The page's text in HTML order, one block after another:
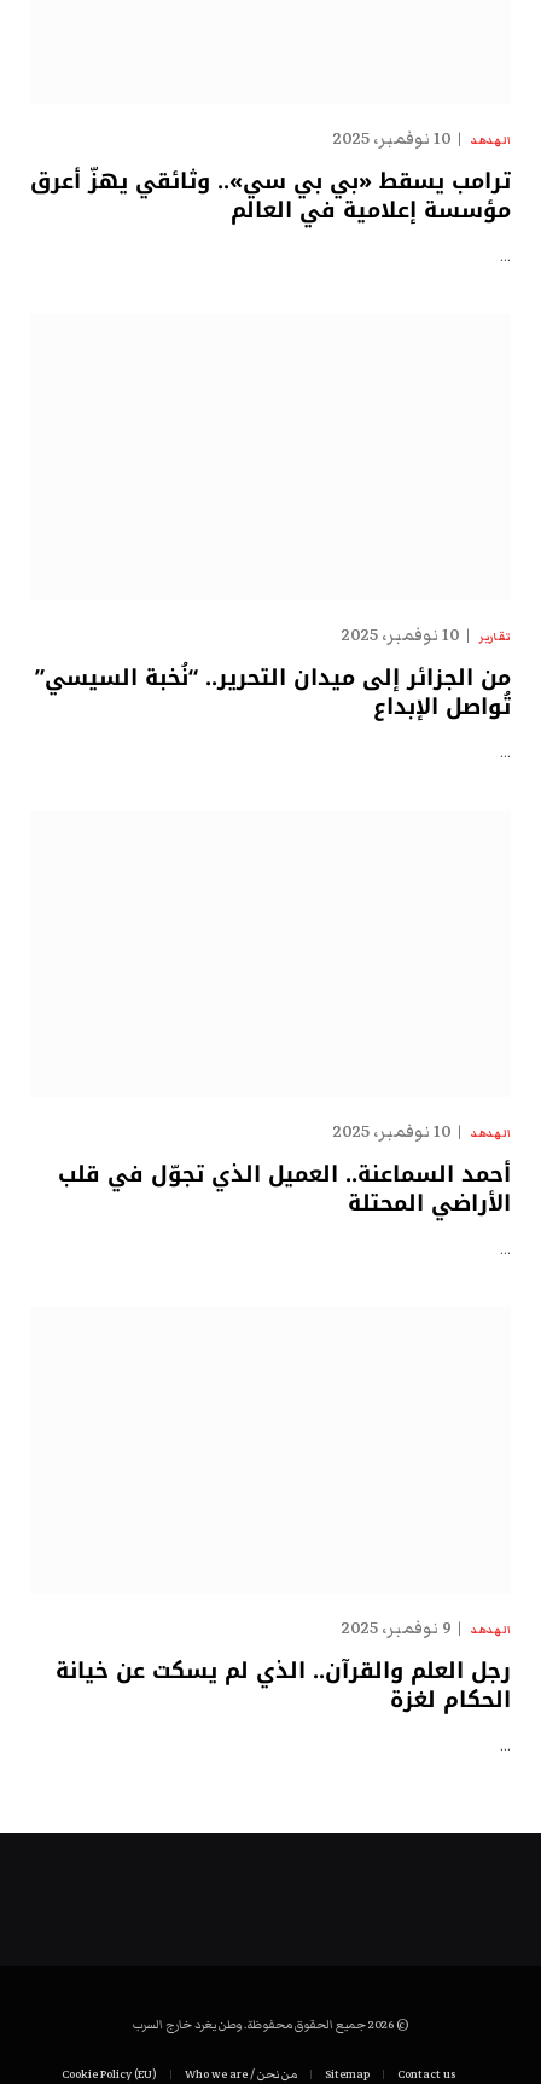
الهدهد 10 نوفمبر، 2025
ترامب يسقط «بي بي سي».. وثائقي يهزّ أعرق
مؤسسة إعلامية في العالم
…
تقارير 10 نوفمبر، 2025
من الجزائر إلى ميدان التحرير.. “نُخبة السيسي”
تُواصل الإبداع
…
الهدهد 10 نوفمبر، 2025
أحمد السماعنة.. العميل الذي تجوّل في قلب
الأراضي المحتلة
…
الهدهد 9 نوفمبر، 2025
رجل العلم والقرآن.. الذي لم يسكت عن خيانة
الحكام لغزة
…
© 2026 جميع الحقوق محفوظة. وطن يغرد خارج السرب
Contact us
Sitemap من نحن / Who we are Cookie Policy (EU)